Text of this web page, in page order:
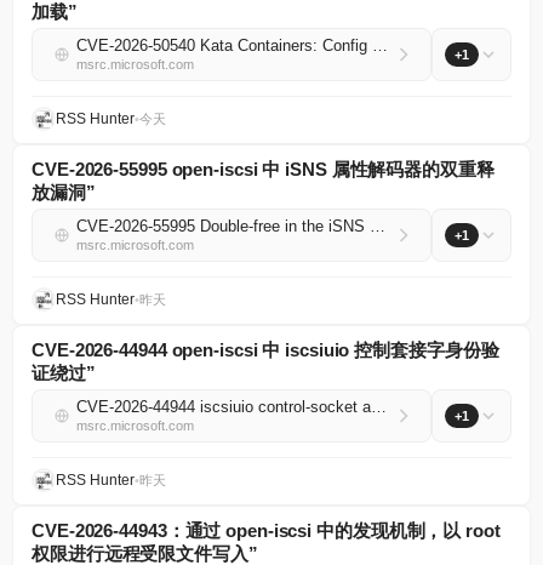
加载”
CVE-2026-50540 Kata Containers: Config Path Annotation Arbitrary File Loading
msrc.microsoft.com
+1
RSS Hunter•今天
CVE-2026-55995 open-iscsi 中 iSNS 属性解码器的双重释
放漏洞”
CVE-2026-55995 Double-free in the iSNS attribute decoder in open-iscsi
msrc.microsoft.com
+1
RSS Hunter•昨天
CVE-2026-44944 open-iscsi 中 iscsiuio 控制套接字身份验
证绕过”
CVE-2026-44944 iscsiuio control-socket authentication bypass in open-iscsi
msrc.microsoft.com
+1
RSS Hunter•昨天
CVE-2026-44943：通过 open-iscsi 中的发现机制，以 root
权限进行远程受限文件写入”